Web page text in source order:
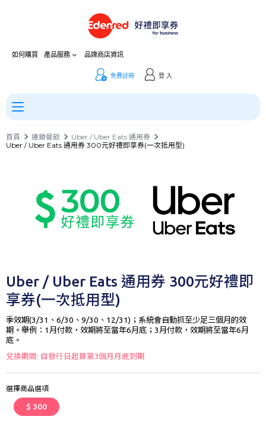
如何購買 產品服務 品牌商店資訊
免費註冊 登 入
首頁 連鎖餐飲
Uber / Uber Eats 通用券
Uber / Uber Eats 通用券 300元好禮即享券(一次抵用型)
Uber / Uber Eats 通用券 300元好禮即
享券(一次抵用型)
季效期(3/31、6/30、9/30、12/31)；系統會自動抓至少足三個月的效
期。舉例：1月付款，效期將至當年6月底；3月付款，效期將至當年6月
底。
兌換期間: 自發行日起算第3個月月底到期
選擇商品選項
$ 300